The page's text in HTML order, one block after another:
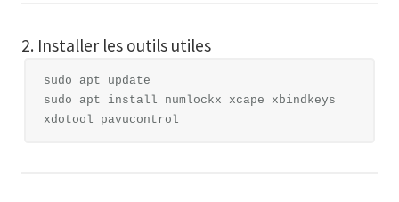
2. Installer les outils utiles
sudo apt update
sudo apt install numlockx xcape xbindkeys